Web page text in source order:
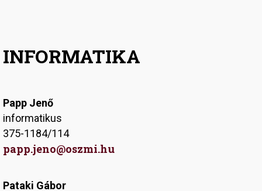
INFORMATIKA
Papp Jenő
informatikus
375-1184/114
papp.jeno@oszmi.hu
Pataki Gábor